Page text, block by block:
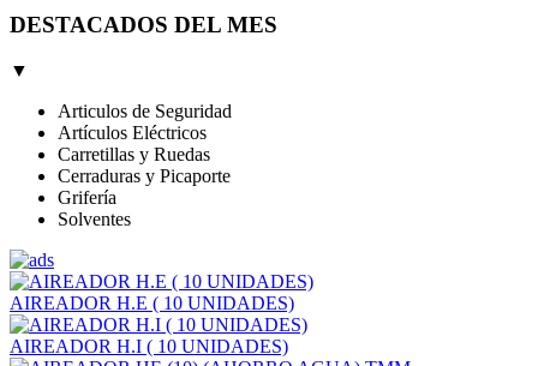
DESTACADOS DEL MES
▼
Articulos de Seguridad
Artículos Eléctricos
Carretillas y Ruedas
Cerraduras y Picaporte
Grifería
Solventes
AIREADOR H.E ( 10 UNIDADES)
AIREADOR H.I ( 10 UNIDADES)